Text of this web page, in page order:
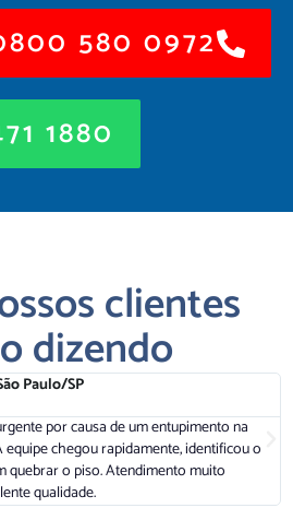
580 0972
1880
clientes
dizendo
Paulo/SP
por causa de um entupimento na
chegou rapidamente, identificou o
quebrar o piso. Atendimento muito
qualidade.